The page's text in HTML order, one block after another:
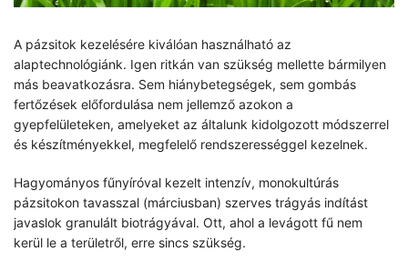
A pázsitok kezelésére kiválóan használható az
alaptechnológiánk. Igen ritkán van szükség mellette bármilyen
más beavatkozásra. Sem hiánybetegségek, sem gombás
fertőzések előfordulása nem jellemző azokon a
gyepfelületeken, amelyeket az általunk kidolgozott módszerrel
és készítményekkel, megfelelő rendszerességgel kezelnek.
Hagyományos fűnyíróval kezelt intenzív, monokultúrás
pázsitokon tavasszal (márciusban) szerves trágyás indítást
javaslok granulált biotrágyával. Ott, ahol a levágott fű nem
kerül le a területről, erre sincs szükség.